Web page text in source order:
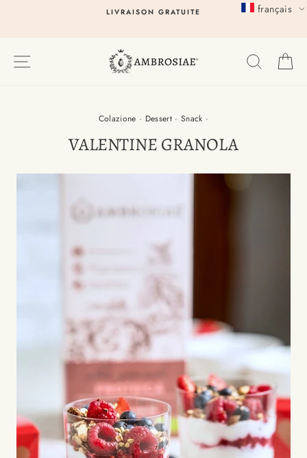
LIVRAISON GRATUITE
Colazione · Dessert ·Snack ·
VALENTINE GRANOLA
français